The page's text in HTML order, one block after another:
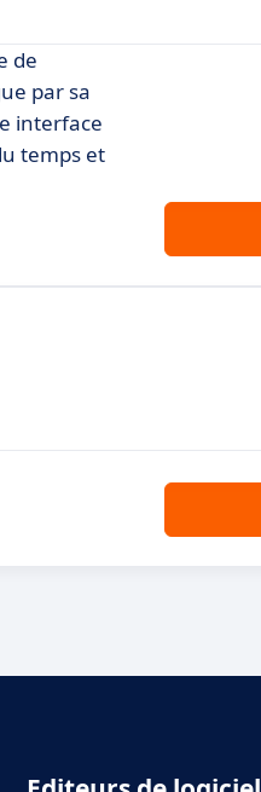
de
par sa
interface
temps et